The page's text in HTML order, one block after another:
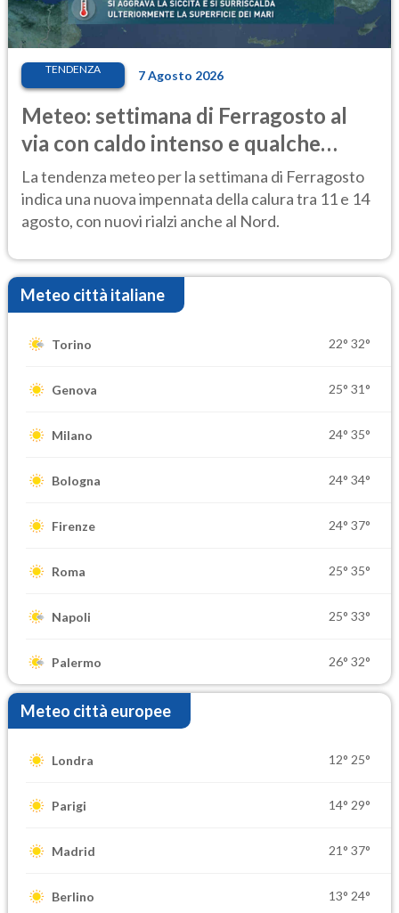
TENDENZA 7 Agosto 2026
Meteo: settimana di Ferragosto al
via con caldo intenso e qualche
temporale
La tendenza meteo per la settimana di Ferragosto
indica una nuova impennata della calura tra 11 e 14
agosto, con nuovi rialzi anche al Nord.
Meteo città italiane
Torino 22° 32°
Genova 25° 31°
Milano 24° 35°
Bologna 24° 34°
Firenze 24° 37°
Roma 25° 35°
Napoli 25° 33°
Palermo 26° 32°
Meteo città europee
Londra 12° 25°
Parigi 14° 29°
Madrid 21° 37°
Berlino 13° 24°